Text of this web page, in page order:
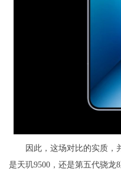
因此，这场对比的实质，
是天玑9500，还是第五代骁龙